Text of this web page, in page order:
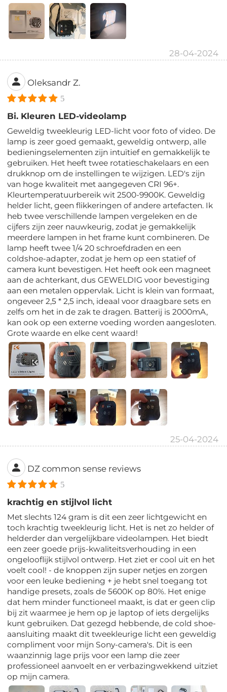
28-04-2024
Oleksandr Z.
5
Bi. Kleuren LED-videolamp
Geweldig tweekleurig LED-licht voor foto of video. De
lamp is zeer goed gemaakt, geweldig ontwerp, alle
bedieningselementen zijn intuïtief en gemakkelijk te
gebruiken. Het heeft twee rotatieschakelaars en een
drukknop om de instellingen te wijzigen. LED's zijn
van hoge kwaliteit met aangegeven CRI 96+.
Kleurtemperatuurbereik wit 2500-9900K. Geweldig
helder licht, geen flikkeringen of andere artefacten. Ik
heb twee verschillende lampen vergeleken en de
cijfers zijn zeer nauwkeurig, zodat je gemakkelijk
meerdere lampen in het frame kunt combineren. De
lamp heeft twee 1/4 20 schroefdraden en een
coldshoe-adapter, zodat je hem op een statief of
camera kunt bevestigen. Het heeft ook een magneet
aan de achterkant, dus GEWELDIG voor bevestiging
aan een metalen oppervlak. Licht is klein van formaat,
ongeveer 2,5 * 2,5 inch, ideaal voor draagbare sets en
zelfs om het in de zak te dragen. Batterij is 2000mA,
kan ook op een externe voeding worden aangesloten.
Grote waarde en elke cent waard!
25-04-2024
DZ common sense reviews
5
krachtig en stijlvol licht
Met slechts 124 gram is dit een zeer lichtgewicht en
toch krachtig tweekleurig licht. Het is net zo helder of
helderder dan vergelijkbare videolampen. Het biedt
een zeer goede prijs-kwaliteitsverhouding in een
ongelooflijk stijlvol ontwerp. Het ziet er cool uit en het
voelt cool! - de knoppen zijn super netjes en zorgen
voor een leuke bediening + je hebt snel toegang tot
handige presets, zoals de 5600K op 80%. Het enige
dat hem minder functioneel maakt, is dat er geen clip
bij zit waarmee je hem op je laptop of iets dergelijks
kunt gebruiken. Dat gezegd hebbende, de cold shoe-
aansluiting maakt dit tweekleurige licht een geweldig
compliment voor mijn Sony-camera's. Dit is een
waanzinnig lage prijs voor een lamp die zeer
professioneel aanvoelt en er verbazingwekkend uitziet
op mijn camera.